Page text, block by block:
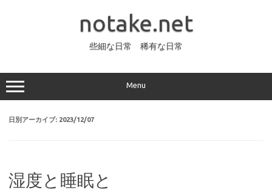
ッ
プ
notake.net
些細な日常 稀有な日常
Menu
日別アーカイブ: 2023/12/07
湿度と睡眠と